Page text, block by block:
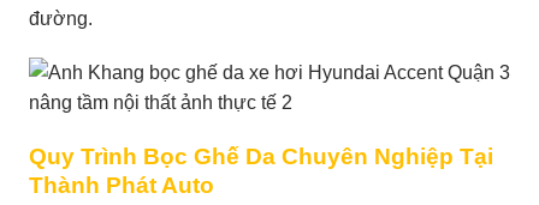
đường.
Quy Trình Bọc Ghế Da Chuyên Nghiệp Tại
Thành Phát Auto